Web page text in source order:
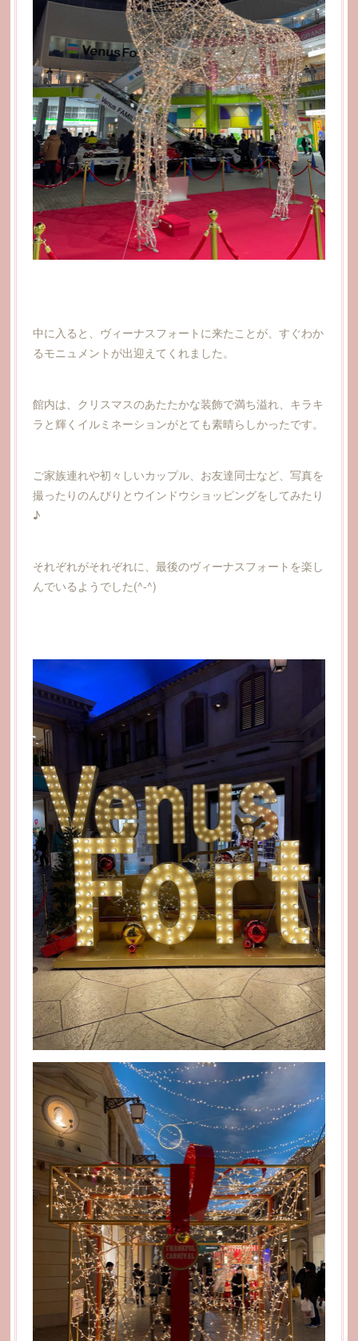
中に入ると、ヴィーナスフォートに来たことが、すぐわか
るモニュメントが出迎えてくれました。
館内は、クリスマスのあたたかな装飾で満ち溢れ、キラキ
ラと輝くイルミネーションがとても素晴らしかったです。
ご家族連れや初々しいカップル、お友達同士など、写真を
撮ったりのんびりとウインドウショッピングをしてみたり
♪
それぞれがそれぞれに、最後のヴィーナスフォートを楽し
んでいるようでした(^-^)